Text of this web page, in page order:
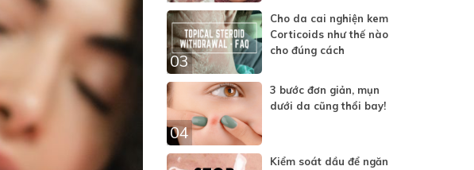
03
Cho da cai nghiện kem
Corticoids như thế nào
cho đúng cách
04
3 bước đơn giản, mụn
dưới da cũng thổi bay!
Kiểm soát dầu để ngăn